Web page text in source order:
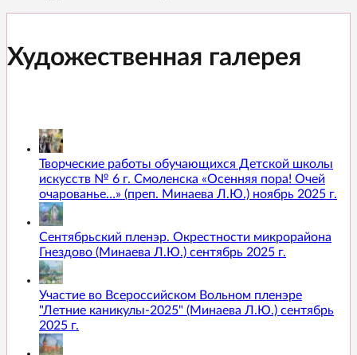
Художественная галерея
Творческие работы обучающихся Детской школы
искусств № 6 г. Смоленска «Осенняя пора! Очей
очарованье…» (преп. Минаева Л.Ю.) ноябрь 2025 г.
Сентябрьский пленэр. Окрестности микрорайона
Гнездово (Минаева Л.Ю.) сентябрь 2025 г.
Участие во Всероссийском Вольном пленэре
"Летние каникулы-2025" (Минаева Л.Ю.) сентябрь
2025 г.